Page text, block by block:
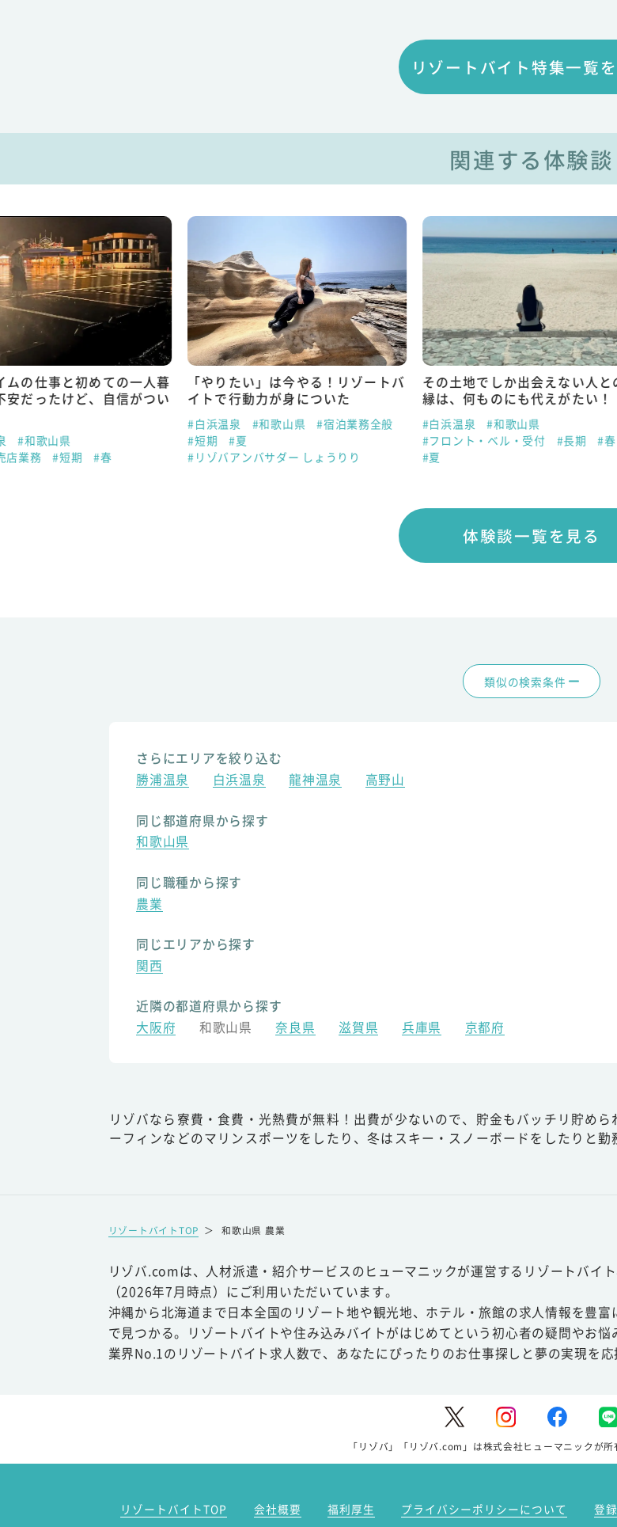
リゾートバイト特集一覧
関連する体験談
ムの仕事と初めての一人暮
安だったけど、自信がつい
#和歌山県
店業務
#短期 #春
「やりたい」は今やる！リゾートバ
イトで行動力が身についた
#白浜温泉 #和歌山県
#宿泊業務全般
#短期
#夏
#リゾバアンバサダー しょうりり
その土地でしか出会えない人と
縁は、何ものにも代えがたい！
#白浜温泉
#和歌山県
#フロント・ベル・受付
#長期
#春
#夏
体験談一覧を見る
類似の検索条件
さらにエリアを絞り込む
勝浦温泉
白浜温泉 龍神温泉 高野山
同じ都道府県から探す
和歌山県
同じ職種から探す
農業
同じエリアから探す
関西
近隣の都道府県から探す
大阪府
和歌山県 奈良県 滋賀県 兵庫県 京都府
リゾバなら寮費・食費・光熱費が無料！出費が少ないので、貯金もバッチリ貯め
ーフィンなどのマリンスポーツをしたり、冬はスキー・スノーボードをしたりと勤
リゾートバイトTOP ＞ 和歌山県 農業
リゾバ.comは、人材派遣・紹介サービスのヒューマニックが運営するリゾートバイ
（2026年7月時点）にご利用いただいています。
沖縄から北海道まで日本全国のリゾート地や観光地、ホテル・旅館の求人情報を豊
で見つかる。リゾートバイトや住み込みバイトがはじめてという初心者の疑問やお
業界No.1のリゾートバイト求人数で、あなたにぴったりのお仕事探しと夢の実現を応
「リゾバ」「リゾバ.com」は株式会社ヒューマニックが所
リゾートバイトTOP 会社概要 福利厚生 プライバシーポリシーについて 登